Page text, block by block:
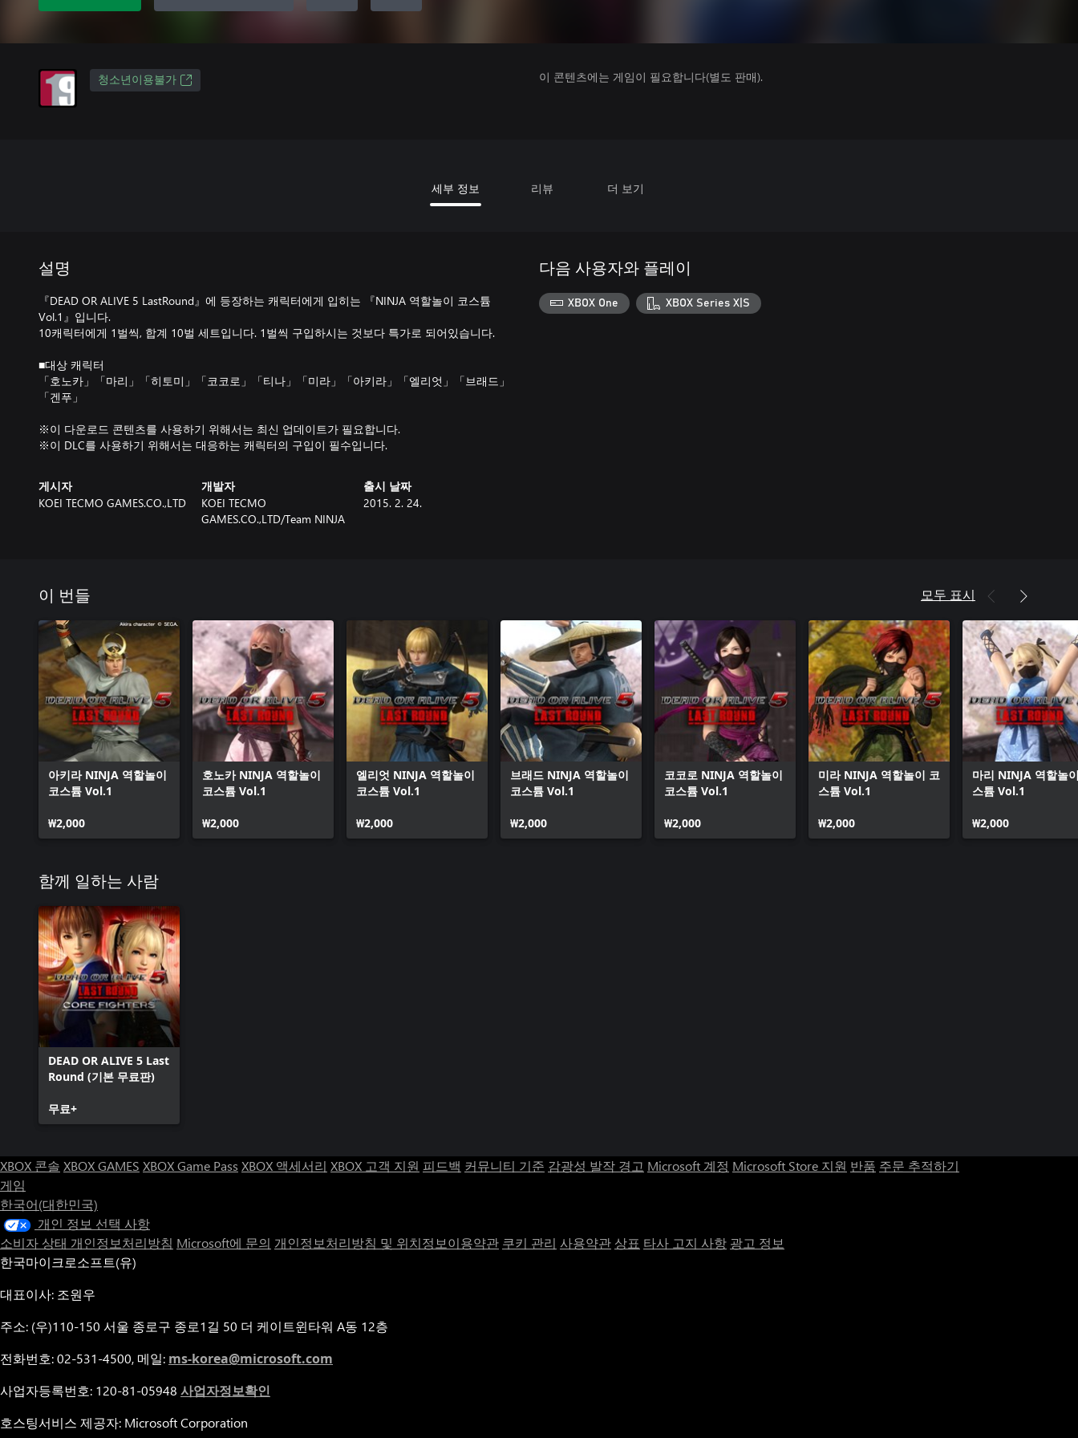
청소년이용불가 이 콘텐츠에는 게임이 필요합니다(별도 판매).
세부 정보 리뷰 더 보기
설명
『DEAD OR ALIVE 5 LastRound』에 등장하는 캐릭터에게 입히는 『NINJA 역할놀이 코스튬
Vol.1』입니다.
10캐릭터에게 1벌씩, 합계 10벌 세트입니다. 1벌씩 구입하시는 것보다 특가로 되어있습니다.
■대상 캐릭터
「호노카」「마리」「히토미」「코코로」「티나」「미라」「아키라」「엘리엇」「브래드」
「겐푸」
※이 다운로드 콘텐츠를 사용하기 위해서는 최신 업데이트가 필요합니다.
※이 DLC를 사용하기 위해서는 대응하는 캐릭터의 구입이 필수입니다.
게시자
KOEI TECMO GAMES.CO.,LTD
개발자
KOEI TECMO
GAMES.CO.,LTD/Team NINJA
출시 날짜
2015. 2. 24.
다음 사용자와 플레이
XBOX One XBOX Series X|S
이 번들 모두 표시
아키라 NINJA 역할놀이
코스튬 Vol.1
₩2,000
호노카 NINJA 역할놀이
코스튬 Vol.1
₩2,000
엘리엇 NINJA 역할놀이
코스튬 Vol.1
₩2,000
브래드 NINJA 역할놀이
코스튬 Vol.1
₩2,000
코코로 NINJA 역할놀이
코스튬 Vol.1
₩2,000
미라 NINJA 역할놀이 코
스튬 Vol.1
₩2,000
마리 NINJA 역할놀
스튬 Vol.1
₩2,000
함께 일하는 사람
DEAD OR ALIVE 5 Last
Round (기본 무료판)
무료+
XBOX 콘솔 XBOX GAMES XBOX Game Pass XBOX 액세서리 XBOX 고객 지원 피드백 커뮤니티 기준 감광성 발작 경고 Microsoft 계정 Microsoft Store 지원 반품 주문 추적하기
게임
한국어(대한민국)
개인 정보 선택 사항
소비자 상태 개인정보처리방침 Microsoft에 문의 개인정보처리방침 및 위치정보이용약관 쿠키 관리 사용약관 상표 타사 고지 사항 광고 정보
한국마이크로소프트(유)
대표이사: 조원우
주소: (우)110-150 서울 종로구 종로1길 50 더 케이트윈타워 A동 12층
전화번호: 02-531-4500, 메일: ms-korea@microsoft.com
사업자등록번호: 120-81-05948 사업자정보확인
호스팅서비스 제공자: Microsoft Corporation